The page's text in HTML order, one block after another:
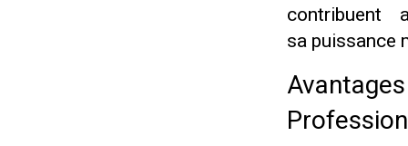
contribuent
sa puissance